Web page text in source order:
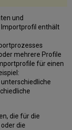
und
enthält
mehrere Profile
für einen
die für die
die